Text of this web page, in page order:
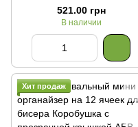
ячеек с прозрачной крышкой
521.00 грн
В наличии
Хит продаж